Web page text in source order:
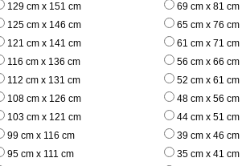
129 cm x 151 cm
69 cm x 81 cm
125 cm x 146 cm
65 cm x 76 cm
121 cm x 141 cm
61 cm x 71 cm
116 cm x 136 cm
56 cm x 66 cm
112 cm x 131 cm
52 cm x 61 cm
108 cm x 126 cm
48 cm x 56 cm
103 cm x 121 cm
44 cm x 51 cm
99 cm x 116 cm
39 cm x 46 cm
95 cm x 111 cm
35 cm x 41 cm